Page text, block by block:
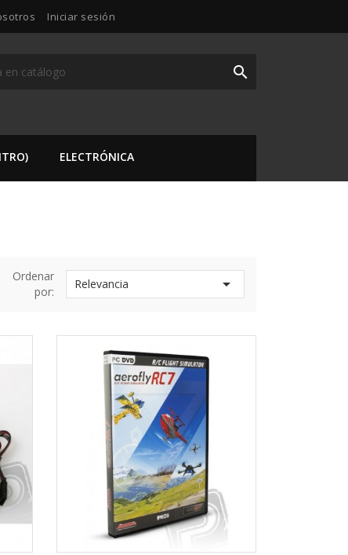
Iniciar sesión

ELECTRÓNICA
Ordenar
por:
Relevancia 